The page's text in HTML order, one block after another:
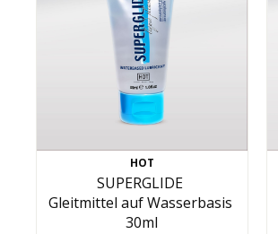
HOT
SUPERGLIDE
Gleitmittel auf Wasserbasis
30ml